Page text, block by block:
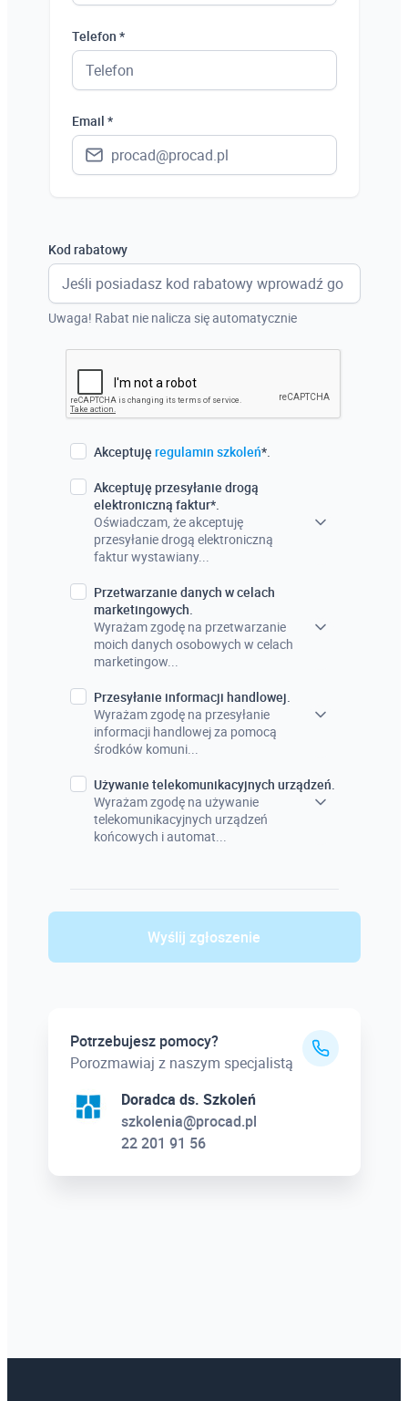
Telefon *
Email *
Kod rabatowy
Uwaga! Rabat nie nalicza się automatycznie
Akceptuję regulamin szkoleń*.
Akceptuję przesyłanie drogą
elektroniczną faktur*.
Oświadczam, że akceptuję
przesyłanie drogą elektroniczną
faktur wystawiany...
Przetwarzanie danych w celach
marketingowych.
Wyrażam zgodę na przetwarzanie
moich danych osobowych w celach
marketingow...
Przesyłanie informacji handlowej.
Wyrażam zgodę na przesyłanie
informacji handlowej za pomocą
środków komuni...
Używanie telekomunikacyjnych urządzeń.
Wyrażam zgodę na używanie
telekomunikacyjnych urządzeń
końcowych i automat...
Wyślij zgłoszenie
Potrzebujesz pomocy?
Porozmawiaj z naszym specjalistą
Doradca ds. Szkoleń
szkolenia@procad.pl
22 201 91 56
Polska
Ukraina
Niemcy
Wielka Brytania
Włochy
Francja
Szwecja
Holandia
Czechy